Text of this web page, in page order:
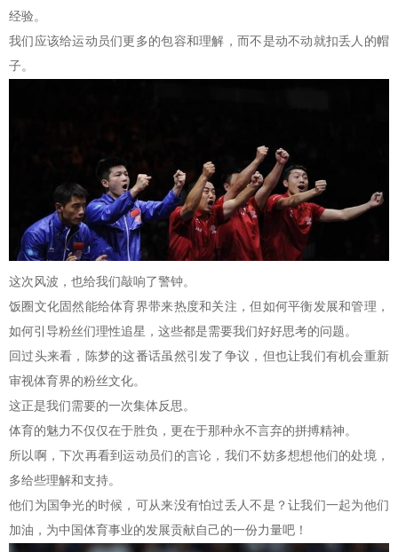
经验。
我们应该给运动员们更多的包容和理解，而不是动不动就扣丢人的帽
子。
这次风波，也给我们敲响了警钟。
饭圈文化固然能给体育界带来热度和关注，但如何平衡发展和管理，
如何引导粉丝们理性追星，这些都是需要我们好好思考的问题。
回过头来看，陈梦的这番话虽然引发了争议，但也让我们有机会重新
审视体育界的粉丝文化。
这正是我们需要的一次集体反思。
体育的魅力不仅仅在于胜负，更在于那种永不言弃的拼搏精神。
所以啊，下次再看到运动员们的言论，我们不妨多想想他们的处境，
多给些理解和支持。
他们为国争光的时候，可从来没有怕过丢人不是？让我们一起为他们
加油，为中国体育事业的发展贡献自己的一份力量吧！